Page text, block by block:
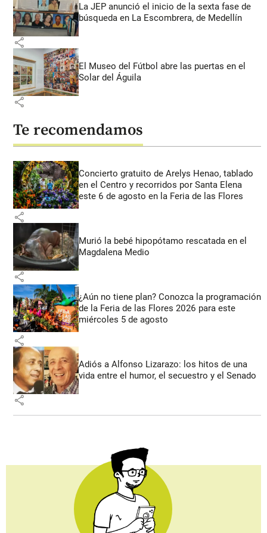
La JEP anunció el inicio de la sexta fase de
búsqueda en La Escombrera, de Medellín
share
El Museo del Fútbol abre las puertas en el
Solar del Águila
share
Te recomendamos
Concierto gratuito de Arelys Henao, tablado
en el Centro y recorridos por Santa Elena
este 6 de agosto en la Feria de las Flores
share
Murió la bebé hipopótamo rescatada en el
Magdalena Medio
share
¿Aún no tiene plan? Conozca la programación
de la Feria de las Flores 2026 para este
miércoles 5 de agosto
share
Adiós a Alfonso Lizarazo: los hitos de una
vida entre el humor, el secuestro y el Senado
share